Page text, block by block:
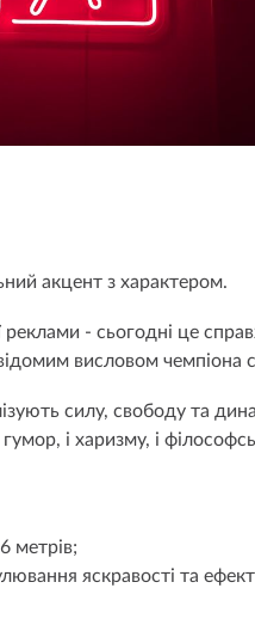
акцент з характером.
- сьогодні це
висловом чемпіона
силу, свободу
і харизму, і
метрів;
яскравості та